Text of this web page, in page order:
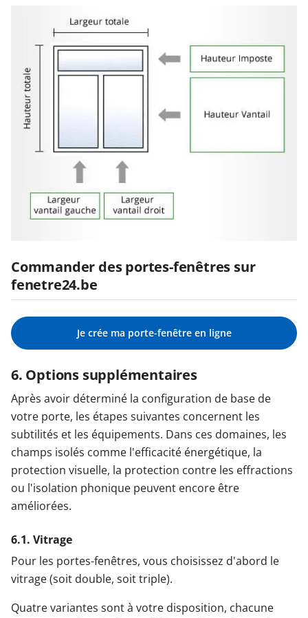
Commander des portes-fenêtres sur
fenetre24.be
Je crée ma porte-fenêtre en ligne
6. Options supplémentaires
Après avoir déterminé la configuration de base de
votre porte, les étapes suivantes concernent les
subtilités et les équipements. Dans ces domaines, les
champs isolés comme l'efficacité énergétique, la
protection visuelle, la protection contre les effractions
ou l'isolation phonique peuvent encore être
améliorées.
6.1. Vitrage
Pour les portes-fenêtres, vous choisissez d'abord le
vitrage (soit double, soit triple).
Quatre variantes sont à votre disposition, chacune